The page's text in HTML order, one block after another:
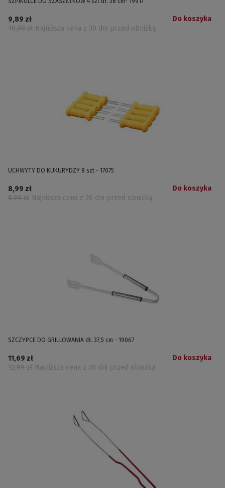
9,89 zł
10,99 zł Najniższa cena z 30 dni przed obniżką
Do koszyka
UCHWYTY DO KUKURYDZY 8 szt - 17075
8,99 zł
9,99 zł Najniższa cena z 30 dni przed obniżką
Do koszyka
SZCZYPCE DO GRILLOWANIA dł. 37,5 cm - 19067
11,69 zł
12,99 zł Najniższa cena z 30 dni przed obniżką
Do koszyka